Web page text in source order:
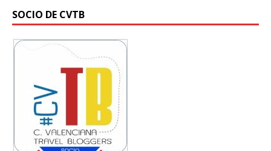
SOCIO DE CVTB